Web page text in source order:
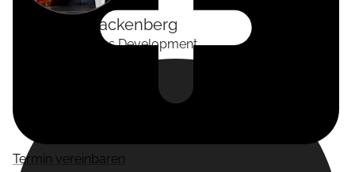
Termin vereinbaren
Tackenberg
Head of Business Development